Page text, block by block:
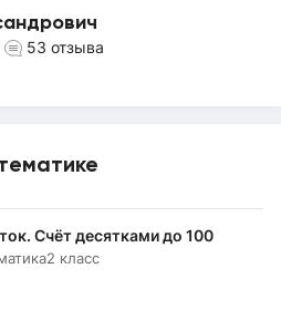
53 отзыва
Счёт десятками до 100
2 класс